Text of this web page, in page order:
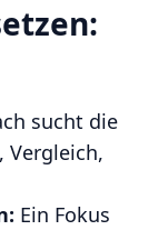
sucht die
Vergleich,
Ein Fokus